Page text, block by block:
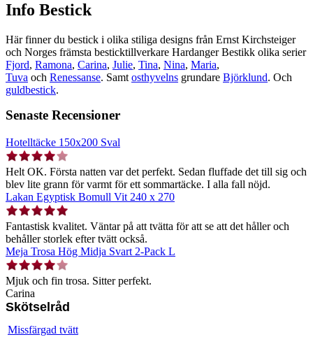
Info Bestick
Här finner du bestick i olika stiliga designs från Ernst Kirchsteiger
och Norges främsta besticktillverkare Hardanger Bestikk olika serier
Fjord, Ramona, Carina, Julie, Tina, Nina, Maria,
Tuva och Renessanse. Samt osthyvelns grundare Björklund. Och
guldbestick.
Senaste Recensioner
Hotelltäcke 150x200 Sval
Helt OK. Första natten var det perfekt. Sedan fluffade det till sig och
blev lite grann för varmt för ett sommartäcke. I alla fall nöjd.
Lakan Egyptisk Bomull Vit 240 x 270
Fantastisk kvalitet. Väntar på att tvätta för att se att det håller och
behåller storlek efter tvätt också.
Meja Trosa Hög Midja Svart 2-Pack L
Mjuk och fin trosa. Sitter perfekt.
Carina
Skötselråd
Missfärgad tvätt